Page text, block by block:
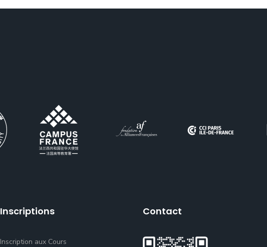
Inscriptions
Inscription aux Cours
Contact